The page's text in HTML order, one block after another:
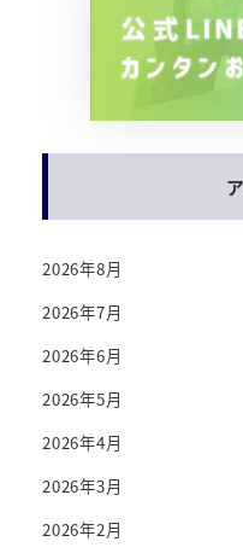
2026年8月
2026年7月
2026年6月
2026年5月
2026年4月
2026年3月
2026年2月